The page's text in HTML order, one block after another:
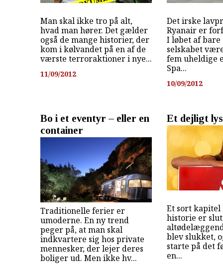
Man skal ikke tro på alt,
hvad man hører. Det gælder
også de mange historier, der
kom i kølvandet på en af de
værste terroraktioner i nye...
11/09/2012
Det irske
Ryanair er
I løbet af bare
selskabet
fem uheldige
Spa...
10/09/2012
Bo i et eventyr – eller en
container
Traditionelle ferier er
umoderne. En ny trend
peger på, at man skal
indkvartere sig hos private
mennesker, der lejer deres
boliger ud. Men ikke hv...
Et dejligt
Et sort kapitel
historie er
blev slukket,
starte på det
en...